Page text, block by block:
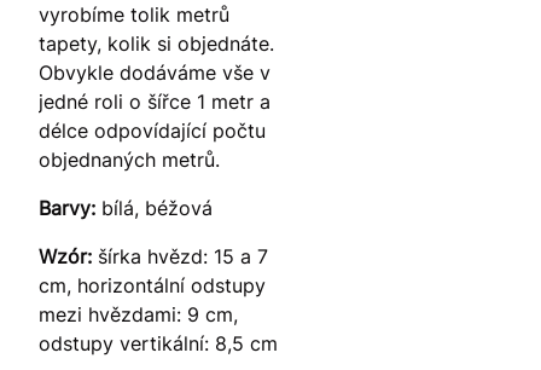
vyrobíme tolik metrů
tapety, kolik si objednáte.
Obvykle dodáváme vše v
jedné roli o šířce 1 metr a
délce odpovídající počtu
objednaných metrů.
Barvy: bílá, béžová
Wzór: šírka hvězd: 15 a 7
cm, horizontální odstupy
mezi hvězdami: 9 cm,
odstupy vertikální: 8,5 cm